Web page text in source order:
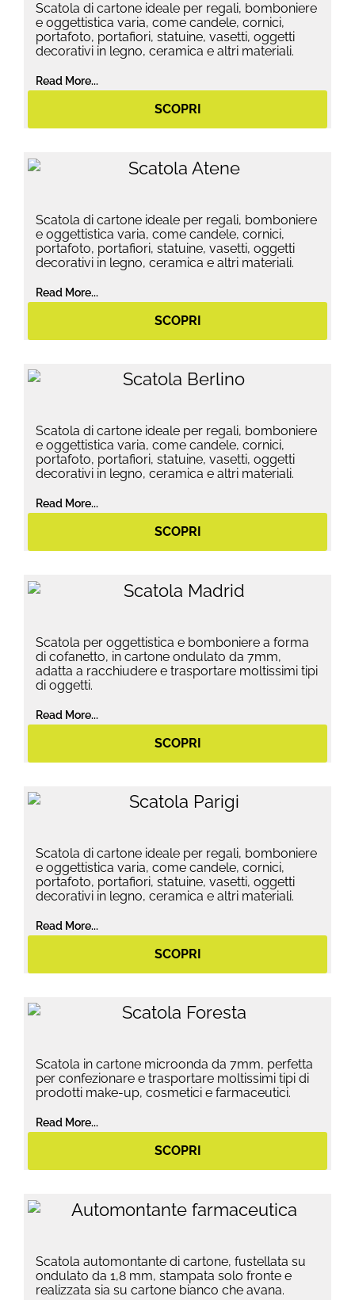
Scatola di cartone ideale per regali, bomboniere
e oggettistica varia, come candele, cornici,
portafoto, portafiori, statuine, vasetti, oggetti
decorativi in legno, ceramica e altri materiali.
Read More...
SCOPRI
Scatola di cartone ideale per regali, bomboniere
e oggettistica varia, come candele, cornici,
portafoto, portafiori, statuine, vasetti, oggetti
decorativi in legno, ceramica e altri materiali.
Read More...
SCOPRI
Scatola di cartone ideale per regali, bomboniere
e oggettistica varia, come candele, cornici,
portafoto, portafiori, statuine, vasetti, oggetti
decorativi in legno, ceramica e altri materiali.
Read More...
SCOPRI
Scatola per oggettistica e bomboniere a forma
di cofanetto, in cartone ondulato da 7mm,
adatta a racchiudere e trasportare moltissimi tipi
di oggetti.
Read More...
SCOPRI
Scatola di cartone ideale per regali, bomboniere
e oggettistica varia, come candele, cornici,
portafoto, portafiori, statuine, vasetti, oggetti
decorativi in legno, ceramica e altri materiali.
Read More...
SCOPRI
Scatola in cartone microonda da 7mm, perfetta
per confezionare e trasportare moltissimi tipi di
prodotti make-up, cosmetici e farmaceutici.
Read More...
SCOPRI
Scatola automontante di cartone, fustellata su
ondulato da 1,8 mm, stampata solo fronte e
realizzata sia su cartone bianco che avana.